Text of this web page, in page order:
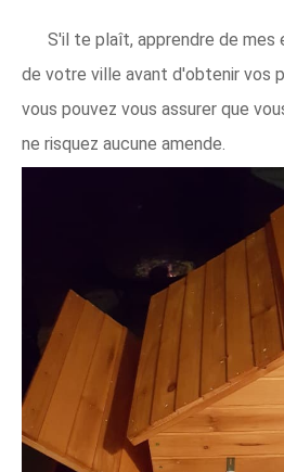
S'il te plaît, apprendre de mes
de votre ville avant d'obtenir vos
vous pouvez vous assurer que
ne risquez aucune amende.